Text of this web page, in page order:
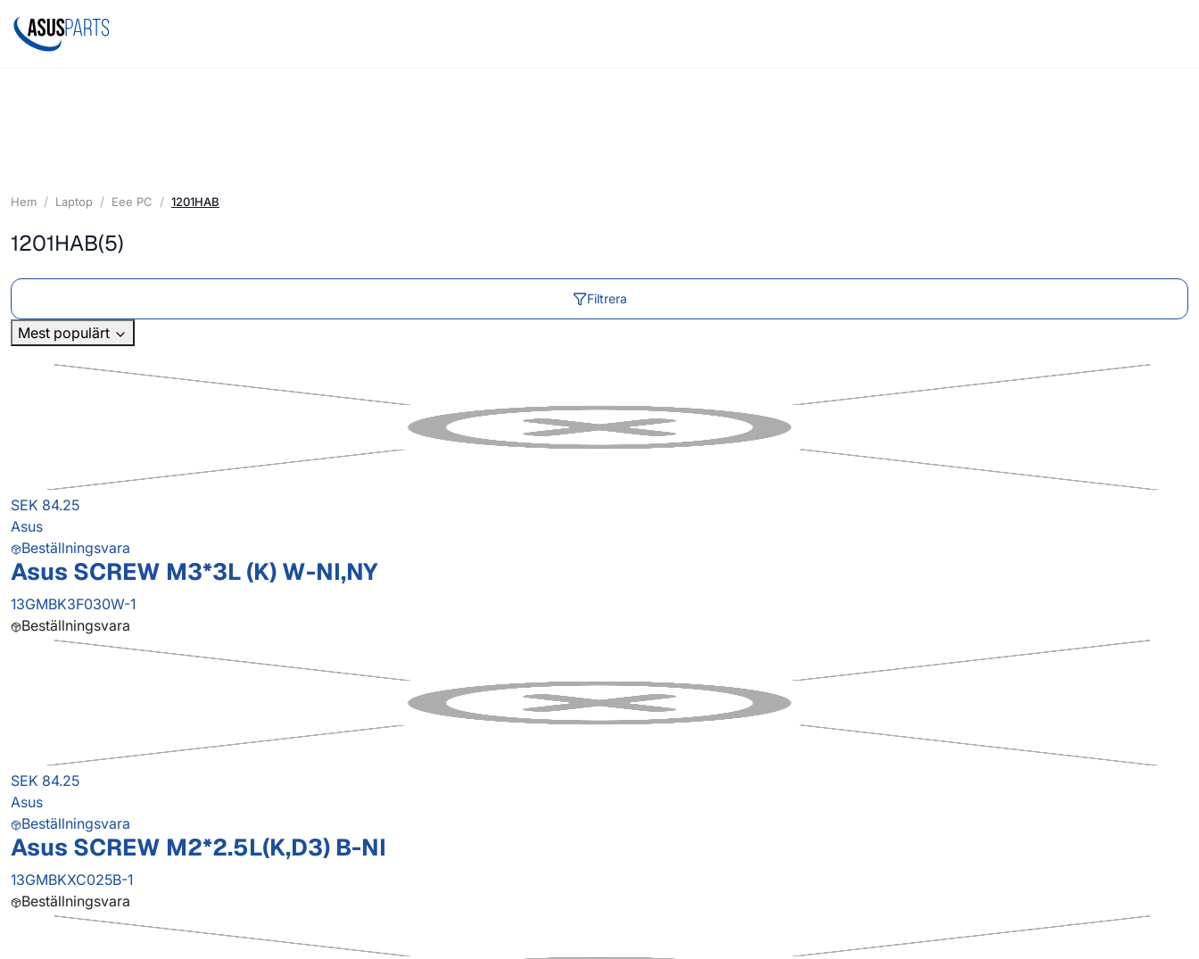
Hem Laptop Eee PC 1201HAB
1201HAB(5)
Filtrera
Mest populärt
SEK 84.25
Asus
Beställningsvara
Asus SCREW M3*3L (K) W-NI,NY
13GMBK3F030W-1
Beställningsvara
SEK 84.25
Asus
Beställningsvara
Asus SCREW M2*2.5L(K,D3) B-NI
13GMBKXC025B-1
Beställningsvara